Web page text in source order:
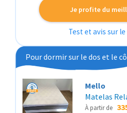
Je profite du
Test et avis sur
Pour dormir sur le dos et le
Mello
Matelas
À partir de